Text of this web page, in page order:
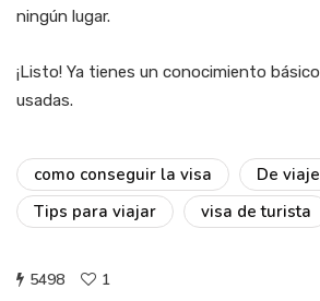
ningún lugar.
¡Listo! Ya tienes un conocimiento
usadas.
como conseguir la visa
De
Tips para viajar
visa de turista
5498 1